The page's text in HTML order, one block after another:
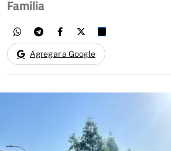
Familia
Agregar a Google